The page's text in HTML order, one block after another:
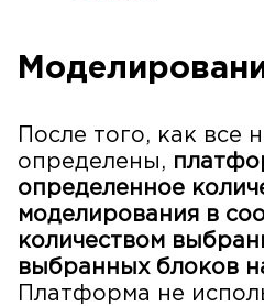
После того, как все
определены,
определенное
моделирования в
количеством
выбранных блоков
Платформа не